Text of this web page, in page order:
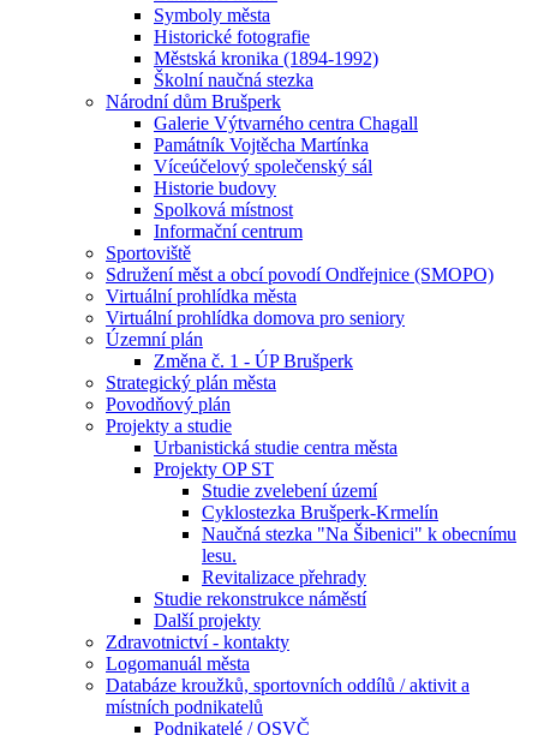
Symboly města
Historické fotografie
Městská kronika (1894-1992)
Školní naučná stezka
Národní dům Brušperk
Galerie Výtvarného centra Chagall
Památník Vojtěcha Martínka
Víceúčelový společenský sál
Historie budovy
Spolková místnost
Informační centrum
Sportoviště
Sdružení měst a obcí povodí Ondřejnice (SMOPO)
Virtuální prohlídka města
Virtuální prohlídka domova pro seniory
Územní plán
Změna č. 1 - ÚP Brušperk
Strategický plán města
Povodňový plán
Projekty a studie
Urbanistická studie centra města
Projekty OP ST
Studie zvelebení území
Cyklostezka Brušperk-Krmelín
Naučná stezka "Na Šibenici" k obecnímu
lesu.
Revitalizace přehrady
Studie rekonstrukce náměstí
Další projekty
Zdravotnictví - kontakty
Logomanuál města
Databáze kroužků, sportovních oddílů / aktivit a
místních podnikatelů
Podnikatelé / OSVČ